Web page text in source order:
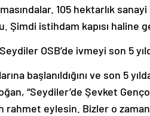
105 hektarlık
istihdam kapısı haline
OSB’de ivmeyi son 5
başlanıldığını ve son 5
“Seydiler’de Şevket
rahmet eylesin. Bizler o